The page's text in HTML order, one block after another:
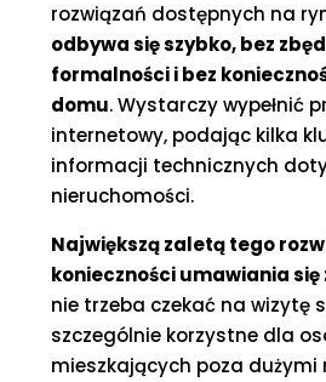
rozwiązań dostępnych na
odbywa się szybko, bez
formalności i bez
domu. Wystarczy wypełnić
internetowy, podając kilka
informacji technicznych
nieruchomości.
Największą zaletą tego
konieczności umawiania
nie trzeba czekać na wizytę
szczególnie korzystne dla
mieszkających poza